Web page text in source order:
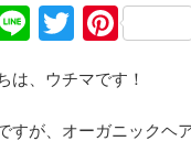
Li
e
T
itt
er
Pi
er
e
は、ウチマです！
すが、オーガニックヘ